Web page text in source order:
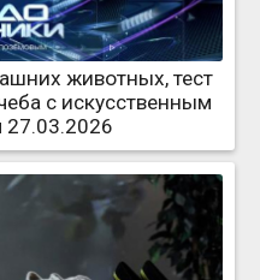
животных, тест
с искусственным
27.03.2026